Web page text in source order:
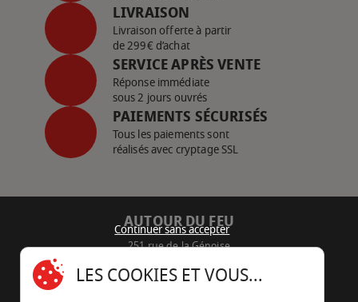
LIVRAISON
Livraison offerte à partir
de 299€ d’achat
SERVICE APRÈS VENTE
Réponse immédiate
sous 2 jours ouvrés
PAIEMENTS SÉCURISÉS
Tous les paiements sont
réalisés avec cryptage SSL
AUTOUR DU FEU
251 rue de la Génoise
05 45 22 98 09
Continuer sans accepter
LES COOKIES ET VOUS...